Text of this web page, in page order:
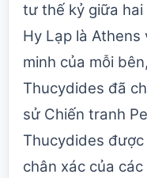
tư thế kỷ giữa
Hy Lạp là
minh của mỗi
Thucydides đã
sử Chiến tranh
Thucydides
chân xác của